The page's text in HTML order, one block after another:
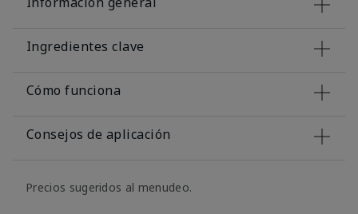
Ingredientes clave
Cómo funciona
Consejos de aplicación
Precios sugeridos al menudeo.